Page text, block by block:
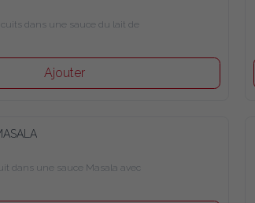
dans une sauce du lait de noix de
Ajouter
une sauce Masala avec poivrons